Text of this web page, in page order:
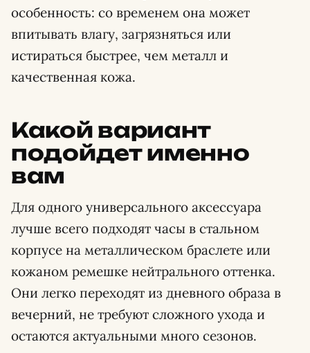
особенность: со временем она может
впитывать влагу, загрязняться или
истираться быстрее, чем металл и
качественная кожа.
Какой вариант
подойдет именно
вам
Для одного универсального аксессуара
лучше всего подходят часы в стальном
корпусе на металлическом браслете или
кожаном ремешке нейтрального оттенка.
Они легко переходят из дневного образа в
вечерний, не требуют сложного ухода и
остаются актуальными много сезонов.